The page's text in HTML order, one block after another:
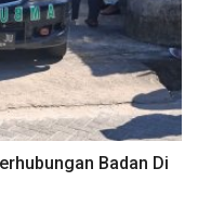
Badan Di